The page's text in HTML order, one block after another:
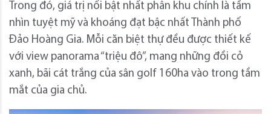
Trong đó, giá trị nổi bật nhất phân khu chính là tầm
nhìn tuyệt mỹ và khoáng đạt bậc nhất Thành phố
Đảo Hoàng Gia. Mỗi căn biệt thự đều được thiết kế
với view panorama “triệu đô”, mang những đồi cỏ
xanh, bãi cát trắng của sân golf 160ha vào trong tầm
mắt của gia chủ.